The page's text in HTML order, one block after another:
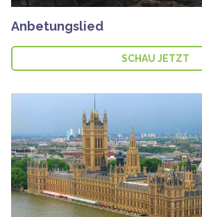
Anbetungslied
SCHAU JETZT